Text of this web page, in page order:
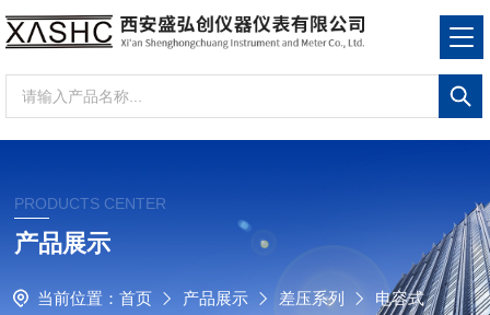
PRODUCTS CENTER
产品展示
当前位置： 首页 产品展示 差压系列
电容式